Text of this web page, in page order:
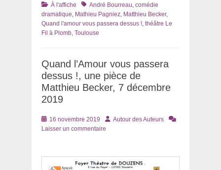
Catégories
À l'affiche TagsAndré Bourreau, comédie
dramatique, Mathieu Pagniez, Matthieu Becker,
Quand l'amour vous passera dessus !, théâtre Le
Fil à Plomb, Toulouse
Quand l’Amour vous passera
dessus !, une pièce de
Matthieu Becker, 7 décembre
2019
Posté
le
16 novembre 2019 AuteurAutour des Auteurs
Laisser un commentaire